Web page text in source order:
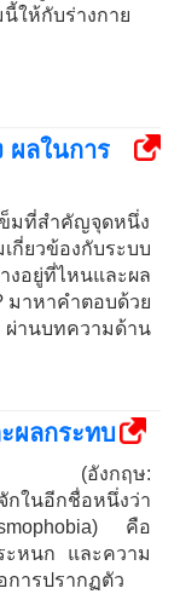
ให้กับร่างกาย
ผลในการ
ข็มที่สำคัญจุดหนึ่ง
ยวข้องกับระบบ
งอยู่ที่ไหนและผล
มาหาคำตอบด้วย
ผ่านบทความด้าน
ผลกระทบ
บีย (อังกฤษ:
กในอีกชื่อหนึ่งว่า
คือ
หนก และความ
ารปรากฏตัว